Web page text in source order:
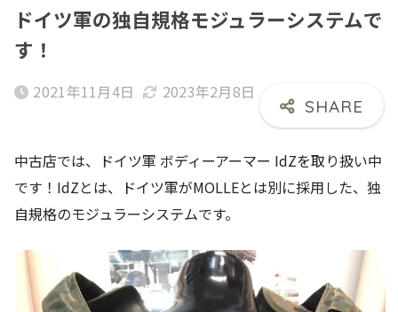
ドイツ軍の独自規格モジュラーシステムで
す！
2021年11月4日 2023年2月8日
中古店では、ドイツ軍 ボディーアーマー IdZを取り扱い中
です！IdZとは、ドイツ軍がMOLLEとは別に採用した、独
自規格のモジュラーシステムです。